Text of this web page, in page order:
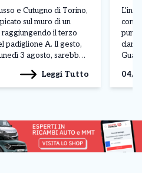
e Cutugno di Torino,
sul muro di un
il terzo
padiglione A. Il gesto,
3 agosto, sarebbe
Leggi Tutto 04/